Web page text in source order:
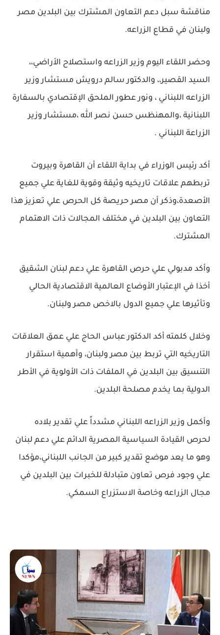
مناقشة سبل دعم التعاون المشترك بين البلدين مصر
ولبنان في قطاع الزراعه.
وحضر اللقاء اليوم وزير الزراعه واستصلاح الأراضي،،
السيد القصير،، والدكتور سالم درويش مستشار وزير
الزراعه اللبناني ، ونور عطور الملحق الإقتصادي بالسفارة
اللبنانية ،والمهنظس حسن نصر الله ،مستشار وزير
الزراعة اللبناني .
أكد رئيس الوزراء في بداية اللقاء أن القاهرة وبيروت
تربطهم علاقات تاريخيه وثيقة وقوية للغاية علي جميع
الأصعدة،وذكر أن مصر حريصة كل الحرص علي تعزيز هذا
التعاون بين البلدين في مختلف المجالات ذات الاهتمام
المشترك.
وأكد مدبولي علي حرص القاهرة علي دعم لبنان الشقيق
أخذا في الإعتبار الأوضاع العالمية الاقتصادية الحالي
وتأثيرها علي جميع الدول بالاخص مصر ولبنان.
وخلال كلمته أكد الدكتور عباس الحاج علي عمق العلاقات
التاريخيه التي تربط بين مصر ولبنان، وأهمية استقرار
التنسيق بين البلدين في الملفات ذات الأولوية في الأطر
الدولية بما يخدم مصلحة البلدين.
وأكمل وزير الزراعه اللبناني مشدداً علي تقدير بلاده
لحرص القيادة السياسية المصرية الدائم علي دعم لبنان
وهو ما يعد موضع تقدير كبير من الجانب اللبناني،مؤكدا
علي وجود فرص تعاون متبادلة للخبرات بين البلدين في
مجال الزراعه وخاصة الاستزراع السمكي.